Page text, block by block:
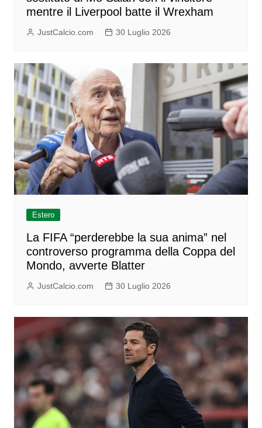
mentre il Liverpool batte il Wrexham
JustCalcio.com 30 Luglio 2026
Estero
La FIFA “perderebbe la sua anima” nel
controverso programma della Coppa del
Mondo, avverte Blatter
JustCalcio.com 30 Luglio 2026